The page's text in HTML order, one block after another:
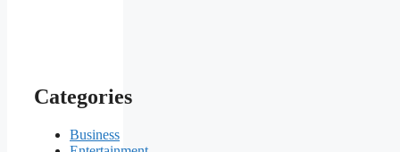
Categories
Business